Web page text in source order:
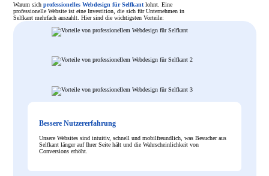
Warum sich professionelles Webdesign für Selfkantlohnt. Eine
professionelle Website ist eine Investition, die sich für Unternehmen in
Selfkant mehrfach auszahlt. Hier sind die wichtigsten Vorteile:
Bessere Nutzererfahrung
Unsere Websites sind intuitiv, schnell und mobilfreundlich, was Besucher aus
Selfkant länger auf Ihrer Seite hält und die Wahrscheinlichkeit von
Conversions erhöht.